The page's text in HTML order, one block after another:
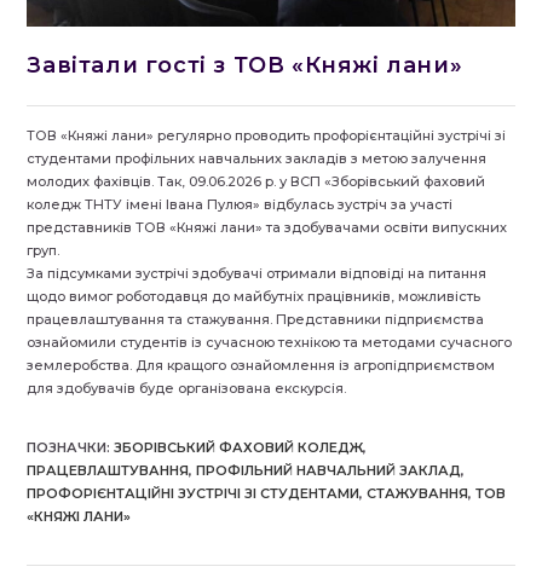
Завітали гості з ТОВ «Княжі лани»
ТОВ «Княжі лани» регулярно проводить профорієнтаційні зустрічі зі
студентами профільних навчальних закладів з метою залучення
молодих фахівців. Так, 09.06.2026 р. у ВСП «Зборівський фаховий
коледж ТНТУ імені Івана Пулюя» відбулась зустріч за участі
представників ТОВ «Княжі лани» та здобувачами освіти випускних
груп.
За підсумками зустрічі здобувачі отримали відповіді на питання
щодо вимог роботодавця до майбутніх працівників, можливість
працевлаштування та стажування. Представники підприємства
ознайомили студентів із сучасною технікою та методами сучасного
землеробства. Для кращого ознайомлення із агропідприємством
для здобувачів буде організована екскурсія.
ПОЗНАЧКИ:ЗБОРІВСЬКИЙ ФАХОВИЙ КОЛЕДЖ,
ПРАЦЕВЛАШТУВАННЯ, ПРОФІЛЬНИЙ НАВЧАЛЬНИЙ ЗАКЛАД,
ПРОФОРІЄНТАЦІЙНІ ЗУСТРІЧІ ЗІ СТУДЕНТАМИ, СТАЖУВАННЯ, ТОВ
«КНЯЖІ ЛАНИ»